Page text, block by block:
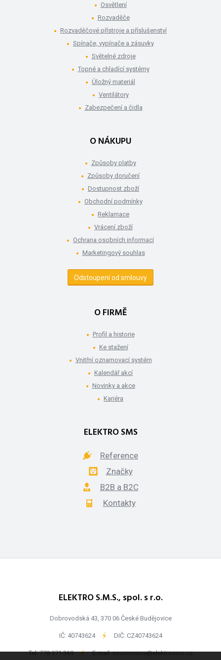
Osvětlení
Rozvaděče
Rozvaděčové přístroje a příslušenství
Spínače, vypínače a zásuvky
Světelné zdroje
Topné a chladící systémy
Úložný materiál
Ventilátory
Zabezpečení a čidla
O NÁKUPU
Způsoby platby
Způsoby doručení
Dostupnost zboží
Obchodní podmínky
Reklamace
Vrácení zboží
Ochrana osobních informací
Marketingový souhlas
Odstoupení od smlouvy
O FIRMĚ
Profil a historie
Ke stažení
Vnitřní oznamovací systém
Kalendář akcí
Novinky a akce
Kariéra
ELEKTRO SMS
Reference
Značky
B2B a B2C
Kontakty
ELEKTRO S.M.S., spol. s r.o.
Dobrovodská 43, 370 06 České Budějovice
IČ: 40743624 - DIČ: CZ40743624
Tel:778 971 369 - E-mail:ecommerce@elektrosms.cz